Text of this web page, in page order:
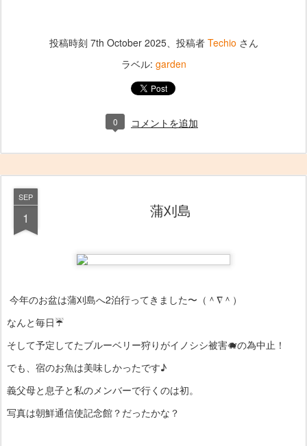
投稿時刻 7th October 2025、投稿者 Techio さん
ラベル: garden
0 コメントを追加
SEP
1 蒲刈島
今年のお盆は蒲刈島へ2泊行ってきました〜（＾∇＾）
なんと毎日☔️
そして予定してたブルーベリー狩りがイノシシ被害🐗の為中止！
でも、宿のお魚は美味しかったです♪
義父母と息子と私のメンバーで行くのは初。
写真は朝鮮通信使記念館？だったかな？